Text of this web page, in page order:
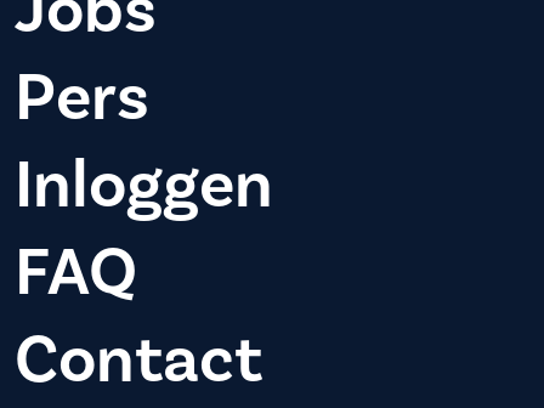
Pers
Inloggen
FAQ
Contact